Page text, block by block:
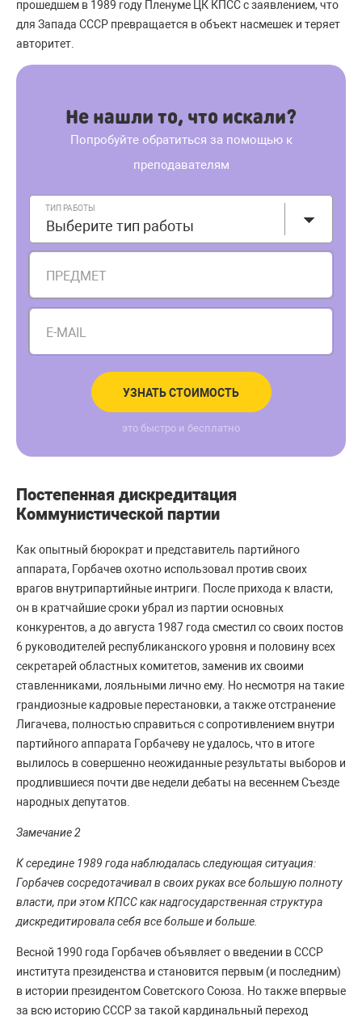
прошедшем в 1989 году Пленуме ЦК КПСС с заявлением, что
для Запада СССР превращается в объект насмешек и теряет
авторитет.
Не нашли то, что искали?
Попробуйте обратиться за помощью к
преподавателям
ТИП РАБОТЫ
Выберите тип работы
ПРЕДМЕТ
E-MAIL
УЗНАТЬ СТОИМОСТЬ
это быстро и бесплатно
Постепенная дискредитация
Коммунистической партии
Как опытный бюрократ и представитель партийного
аппарата, Горбачев охотно использовал против своих
врагов внутрипартийные интриги. После прихода к власти,
он в кратчайшие сроки убрал из партии основных
конкурентов, а до августа 1987 года сместил со своих постов
6 руководителей республиканского уровня и половину всех
секретарей областных комитетов, заменив их своими
ставленниками, лояльными лично ему. Но несмотря на такие
грандиозные кадровые перестановки, а также отстранение
Лигачева, полностью справиться с сопротивлением внутри
партийного аппарата Горбачеву не удалось, что в итоге
вылилось в совершенно неожиданные результаты выборов и
продлившиеся почти две недели дебаты на весеннем Съезде
народных депутатов.
Замечание 2
К середине 1989 года наблюдалась следующая ситуация:
Горбачев сосредотачивал в своих руках все большую полноту
власти, при этом КПСС как надгосударственная структура
дискредитировала себя все больше и больше.
Весной 1990 года Горбачев объявляет о введении в СССР
института президенства и становится первым (и последним)
в истории президентом Советского Союза. Но также впервые
за всю историю СССР за такой кардинальный переход